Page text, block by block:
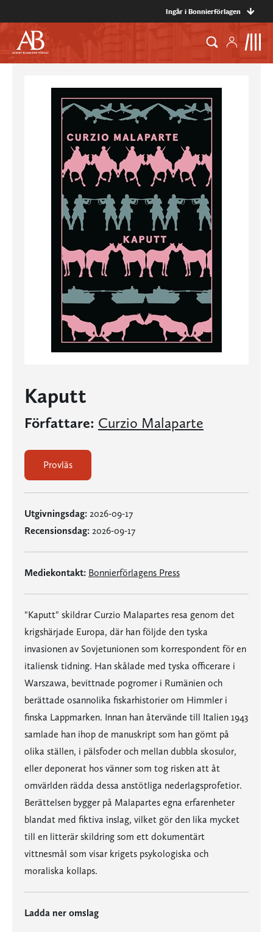
Ingår i Bonnierförlagen
Kaputt
Författare: Curzio Malaparte
Provläs
Utgivningsdag: 2026-09-17
Recensionsdag: 2026-09-17
Mediekontakt: Bonnierförlagens Press
"Kaputt" skildrar Curzio Malapartes resa genom det
krigshärjade Europa, där han följde den tyska
invasionen av Sovjetunionen som korrespondent för en
italiensk tidning. Han skålade med tyska officerare i
Warszawa, bevittnade pogromer i Rumänien och
berättade osannolika fiskarhistorier om Himmler i
finska Lappmarken. Innan han återvände till Italien 1943
samlade han ihop de manuskript som han gömt på
olika ställen, i pälsfoder och mellan dubbla skosulor,
eller deponerat hos vänner som tog risken att åt
omvärlden rädda dessa anstötliga nederlagsprofetior.
Berättelsen bygger på Malapartes egna erfarenheter
blandat med fiktiva inslag, vilket gör den lika mycket
till en litterär skildring som ett dokumentärt
vittnesmål som visar krigets psykologiska och
moraliska kollaps.
Ladda ner omslag